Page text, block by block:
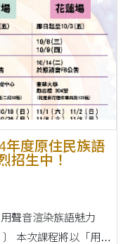
度原住民族語
招生中！
聲音渲染族語魅力
本次課程將以「用聲